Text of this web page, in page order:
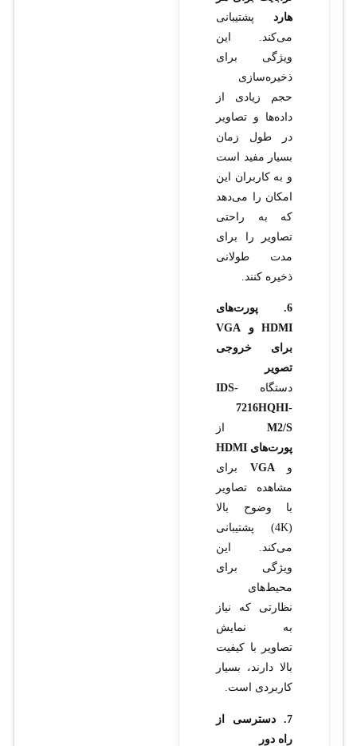
هاردپشتیبانی
می‌کند. این
ویژگی برای
ذخیره‌سازی
حجم زیادی از
داده‌ها و تصاویر
در طول زمان
بسیار مفید است
و به کاربران این
امکان را می‌دهد
که به راحتی
تصاویر را برای
مدت طولانی
ذخیره کنند.
6. پورت‌های
HDMI و VGA
برای خروجی
تصویر
دستگاه IDS-
7216HQHI-
M2/Sاز
پورت‌های HDMI
وVGA برای
مشاهده تصاویر
با وضوح بالا
(4K) پشتیبانی
می‌کند. این
ویژگی برای
محیط‌های
نظارتی که نیاز
به نمایش
تصاویر با کیفیت
بالا دارند، بسیار
کاربردی است.
7. دسترسی از
راه دور